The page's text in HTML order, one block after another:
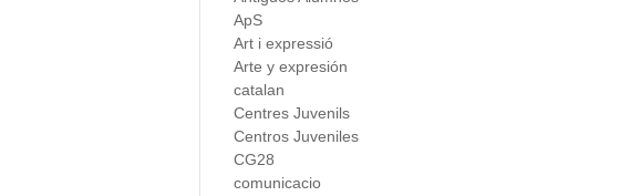
ApS
Art i expressió
Arte y expresión
catalan
Centres Juvenils
Centros Juveniles
CG28
comunicacio